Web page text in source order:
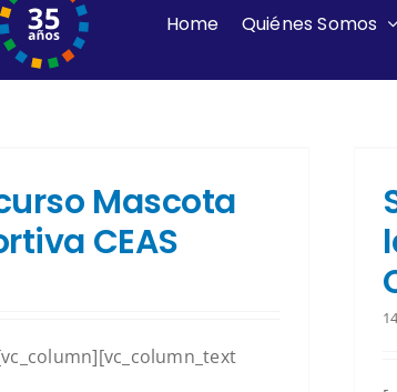
Home Quiénes Somos
Mascota
CEAS